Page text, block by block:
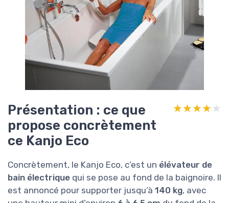
Présentation : ce que
propose concrètement
ce Kanjo Eco
★★★★★
★★★★★
Concrètement, le Kanjo Eco, c’est un élévateur de
bain électrique qui se pose au fond de la baignoire. Il
est annoncé pour supporter jusqu’à 140 kg, avec